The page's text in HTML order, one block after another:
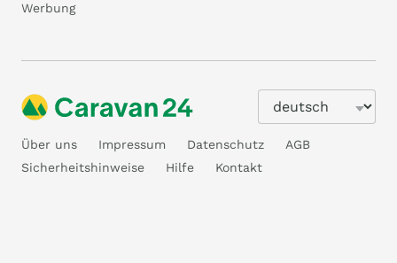
Werbung
Über uns Impressum Datenschutz
AGB
Sicherheitshinweise
Hilfe Kontakt